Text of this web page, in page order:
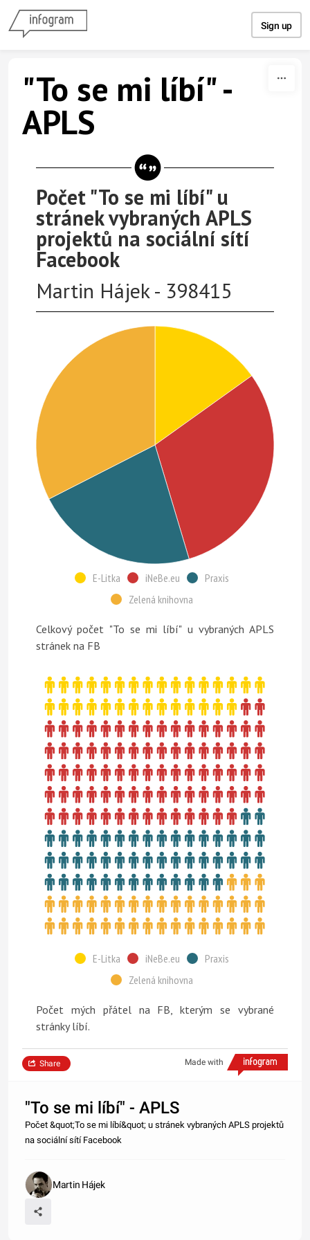
Sign up
"To se mi líbí" -
APLS
Počet "To se mi líbí" u
stránek vybraných APLS
projektů na sociální sítí
Facebook
Martin Hájek - 398415
E-Litka iNeBe.eu
Praxis
Zelená knihovna
Celkový počet "To se mi líbí" u vybraných APLS
stránek na FB
E-Litka iNeBe.eu
Praxis
Zelená knihovna
Počet mých přátel na FB, kterým se vybrané
stránky líbí.
Made with
Share
"To se mi líbí" - APLS
Počet &quot;To se mi líbí&quot; u stránek vybraných APLS projektů
na sociální sítí Facebook
Martin Hájek